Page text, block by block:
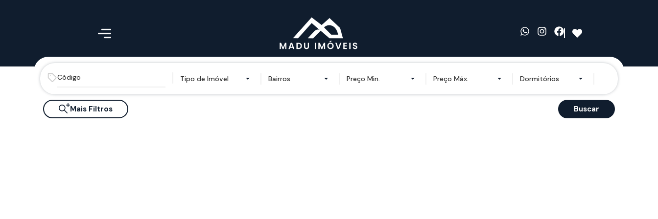
Tipo de Imóvel Bairros Preço Min. Preço Máx. Dormitórios
Mais Filtros Buscar